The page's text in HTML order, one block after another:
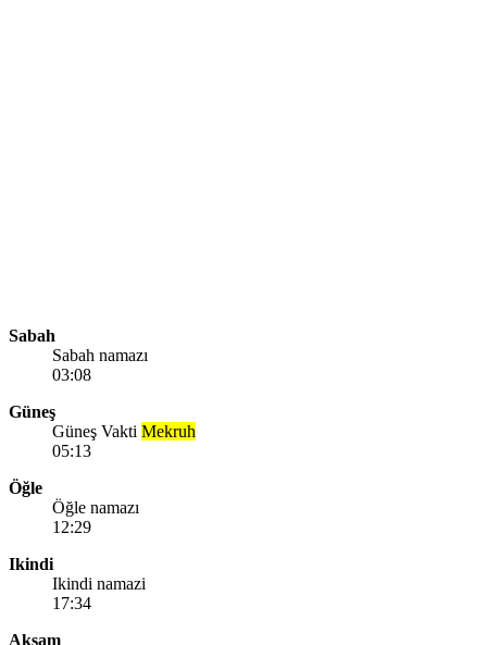
Sabah
Sabah namazı
03:08
Güneş
Güneş Vakti Mekruh
05:13
Öğle
Öğle namazı
12:29
Ikindi
Ikindi namazi
17:34
Akşam